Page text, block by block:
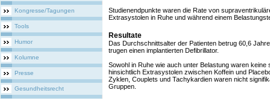
Kongresse/Tagungen
Tools
Humor
Kolumne
Presse
Gesundheitsrecht
Studienendpunkte waren die Rate von
Extrasystolen in Ruhe und während einem
Resultate
Das Durchschnittsalter der Patienten betrug 60,6
trugen einen implantierten Defibrillator.
Sowohl in Ruhe wie auch unter Belastung waren keine
hinsichtlich Extrasystolen zwischen Koffein und
Zyklen, Couplets und Tachykardien waren nicht
Gruppen.